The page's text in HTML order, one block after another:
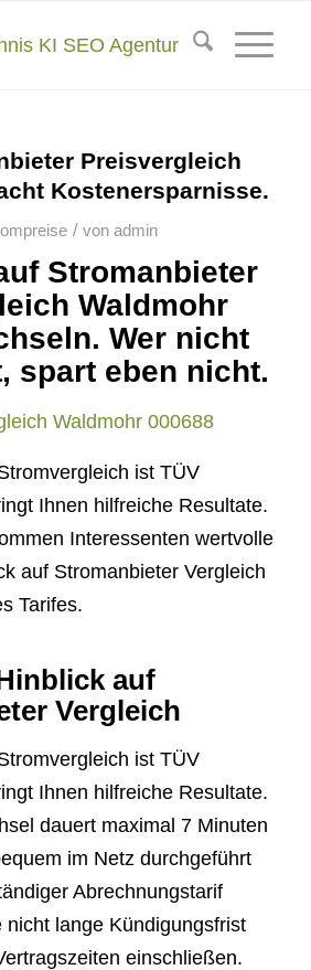
Preisvergleich
Kostenersparnisse.
/ von admin
Stromanbieter
Waldmohr
Wer nicht
spart eben nicht.
ist TÜV
Ihnen hilfreiche Resultate.
Interessenten wertvolle
auf Stromanbieter Vergleich
Tarifes.
auf
Vergleich
ist TÜV
Ihnen hilfreiche Resultate.
dauert maximal 7 Minuten
im Netz durchgeführt
Abrechnungstarif
nicht lange Kündigungsfrist
einschließen.